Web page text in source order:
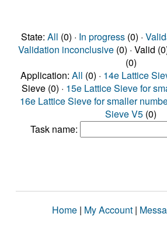
State: All (0) · In progress(0) ·
Validation inconclusive(0) · Valid
(0)
Application: All (0) · 14e Lattice
Sieve (0) · 15e Lattice Sieve for
16e Lattice Sieve for smaller
Sieve V5 (0)
Task name:
Home | My Account |